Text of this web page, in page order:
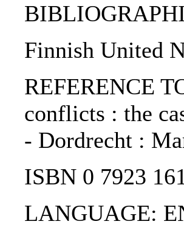
Finnish United
REFERENCE
conflicts : the
- Dordrecht :
ISBN 0 7923
LANGUAGE: